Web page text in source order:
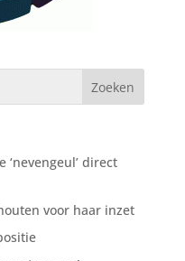
‘nevengeul’ direct
voor haar inzet